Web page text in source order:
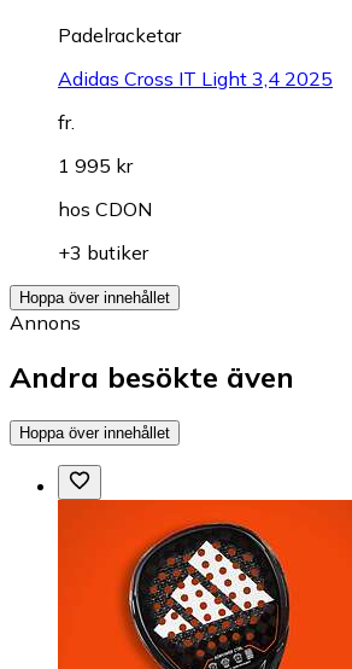
Padelracketar
Adidas Cross IT Light 3,4 2025
fr.
1 995 kr
hos CDON
+3 butiker
Hoppa över innehållet
Annons
Andra besökte även
Hoppa över innehållet